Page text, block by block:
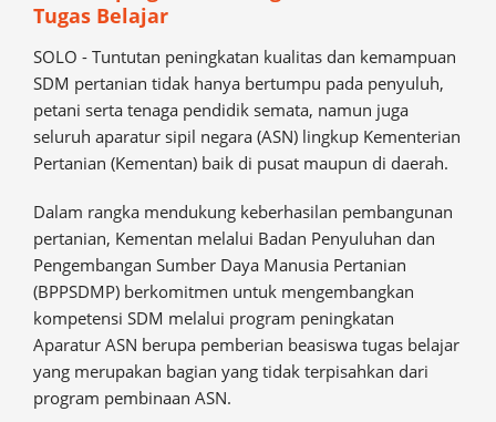
Tugas Belajar
SOLO - Tuntutan peningkatan kualitas dan kemampuan
SDM pertanian tidak hanya bertumpu pada penyuluh,
petani serta tenaga pendidik semata, namun juga
seluruh aparatur sipil negara (ASN) lingkup Kementerian
Pertanian (Kementan) baik di pusat maupun di daerah.
Dalam rangka mendukung keberhasilan pembangunan
pertanian, Kementan melalui Badan Penyuluhan dan
Pengembangan Sumber Daya Manusia Pertanian
(BPPSDMP) berkomitmen untuk mengembangkan
kompetensi SDM melalui program peningkatan
Aparatur ASN berupa pemberian beasiswa tugas belajar
yang merupakan bagian yang tidak terpisahkan dari
program pembinaan ASN.